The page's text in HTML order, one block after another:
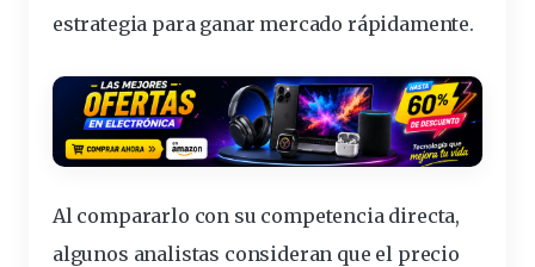
estrategia para ganar mercado rápidamente.
Al compararlo con su competencia directa,
algunos analistas consideran que el precio